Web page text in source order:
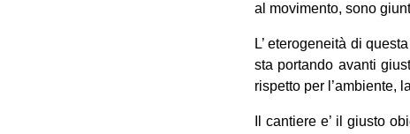
al movimento, sono
L’ eterogeneità di
sta portando avanti
rispetto per l’ambiente,
Il cantiere e’ il giusto